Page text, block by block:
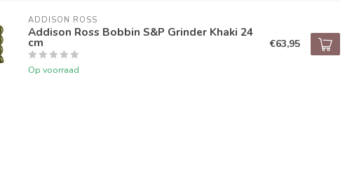
ADDISON ROSS
Addison Ross Bobbin S&P Grinder Khaki 24
cm
Op voorraad
€63,95